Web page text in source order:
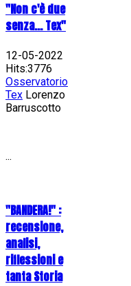
"Non c'è due
senza... Tex"
12-05-2022
Hits:3776
Osservatorio
Tex Lorenzo
Barruscotto
...
"BANDERA!" :
recensione,
analisi,
riflessioni e
tanta Storia